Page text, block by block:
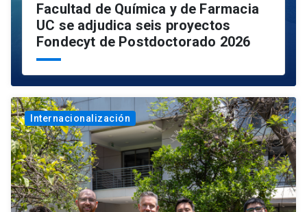
Facultad de Química y de Farmacia
UC se adjudica seis proyectos
Fondecyt de Postdoctorado 2026
Internacionalización